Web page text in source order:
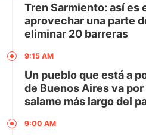
Tren Sarmiento: así es
aprovechar una parte
eliminar 20 barreras
9:15 AM
Un pueblo que está a
de Buenos Aires va
salame más largo del
9:00 AM